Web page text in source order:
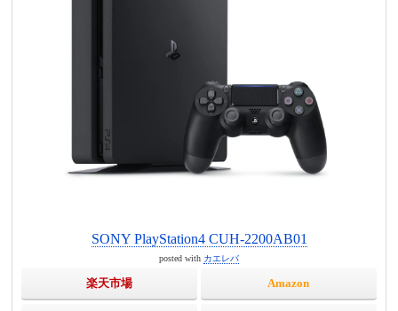
SONY PlayStation4 CUH-2200AB01
posted with カエレバ
楽天市場 Amazon